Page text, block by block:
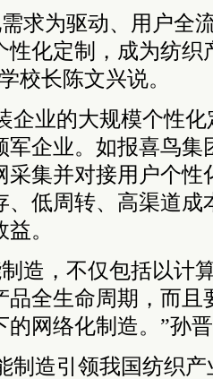
求为驱动、用户全
性化定制，成为纺织
校长陈文兴说。
企业的大规模个性
军企业。如报喜鸟集
采集并对接用户个性
、低周转、高渠道成
。
造，不仅包括以计
品全生命周期，而且
的网络化制造。”孙
制造引领我国纺织